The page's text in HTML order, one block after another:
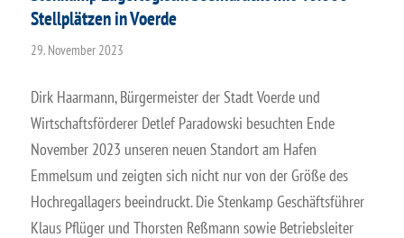
Stellplätzen in Voerde
29. November 2023
Dirk Haarmann, Bürgermeister der Stadt Voerde und
Wirtschaftsförderer Detlef Paradowski besuchten Ende
November 2023 unseren neuen Standort am Hafen
Emmelsum und zeigten sich nicht nur von der Größe des
Hochregallagers beeindruckt. Die Stenkamp Geschäftsführer
Klaus Pflüger und Thorsten Reßmann sowie Betriebsleiter